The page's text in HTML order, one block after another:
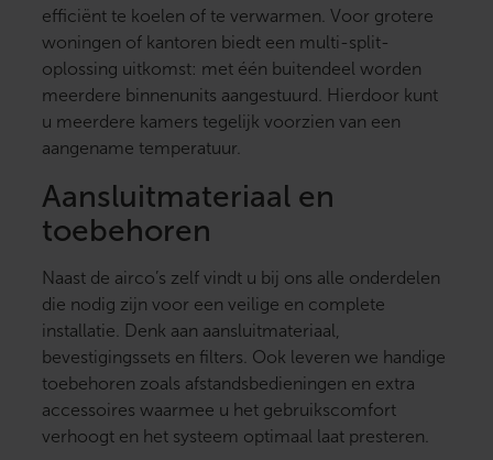
efficiënt te koelen of te verwarmen. Voor grotere
woningen of kantoren biedt een multi-split-
oplossing uitkomst: met één buitendeel worden
meerdere binnenunits aangestuurd. Hierdoor kunt
u meerdere kamers tegelijk voorzien van een
aangename temperatuur.
Aansluitmateriaal en
toebehoren
Naast de airco’s zelf vindt u bij ons alle onderdelen
die nodig zijn voor een veilige en complete
installatie. Denk aan aansluitmateriaal,
bevestigingssets en filters. Ook leveren we handige
toebehoren zoals afstandsbedieningen en extra
accessoires waarmee u het gebruikscomfort
verhoogt en het systeem optimaal laat presteren.